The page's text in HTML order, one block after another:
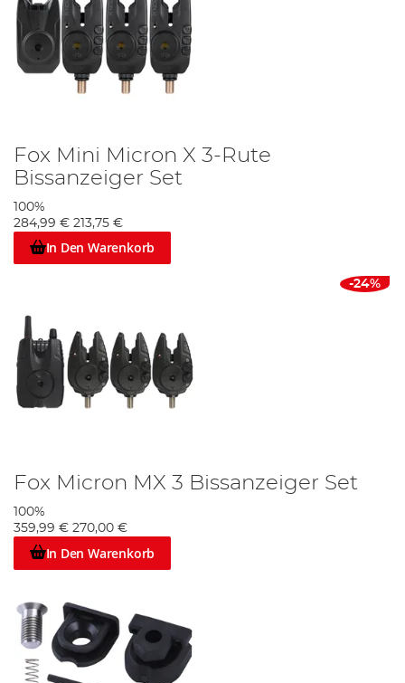
Fox Mini Micron X 3-Rute
Bissanzeiger Set
100%
284,99 € 213,75 €
In Den Warenkorb
-24%
Fox Micron MX 3 Bissanzeiger Set
100%
359,99 € 270,00 €
In Den Warenkorb